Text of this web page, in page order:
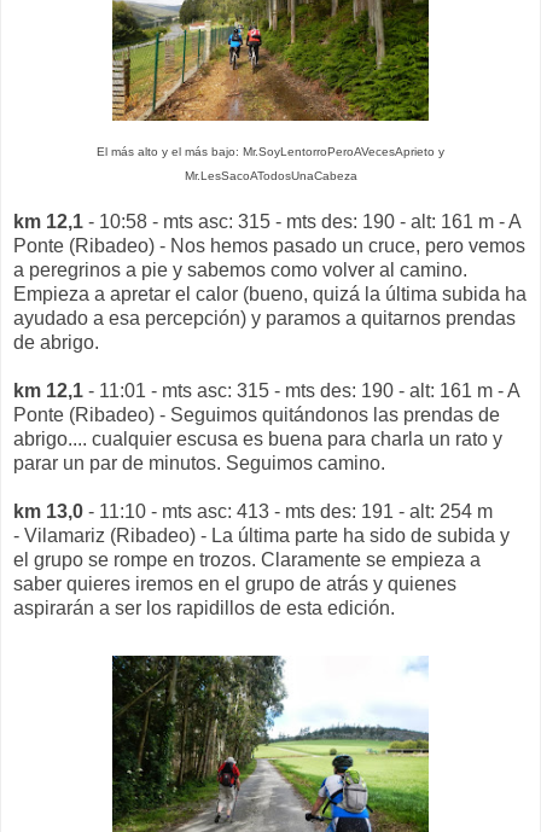
El más alto y el más bajo: Mr.SoyLentorroPeroAVecesAprieto y
Mr.LesSacoATodosUnaCabeza
km 12,1 - 10:58 - mts asc: 315 - mts des: 190 - alt: 161 m - A
Ponte (Ribadeo) - Nos hemos pasado un cruce, pero vemos
a peregrinos a pie y sabemos como volver al camino.
Empieza a apretar el calor (bueno, quizá la última subida ha
ayudado a esa percepción) y paramos a quitarnos prendas
de abrigo.
km 12,1 - 11:01 - mts asc: 315 - mts des: 190 - alt: 161 m - A
Ponte (Ribadeo) - Seguimos quitándonos las prendas de
abrigo.... cualquier escusa es buena para charla un rato y
parar un par de minutos. Seguimos camino.
km 13,0 - 11:10 - mts asc: 413 - mts des: 191 - alt: 254 m
- Vilamariz (Ribadeo) - La última parte ha sido de subida y
el grupo se rompe en trozos. Claramente se empieza a
saber quieres iremos en el grupo de atrás y quienes
aspirarán a ser los rapidillos de esta edición.